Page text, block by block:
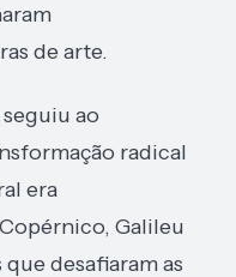
de arte.
ao
radical
era
Galileu
desafiaram as